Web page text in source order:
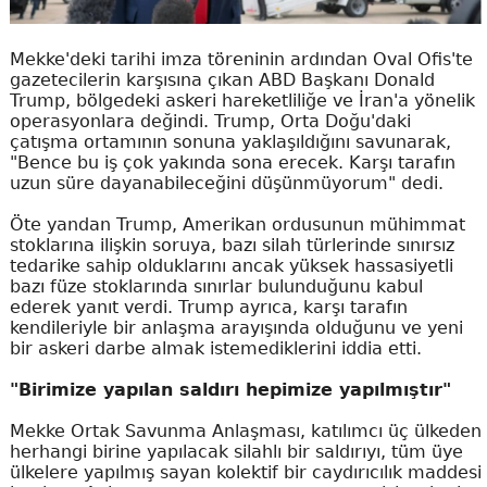
Mekke'deki tarihi imza töreninin ardından Oval Ofis'te
gazetecilerin karşısına çıkan ABD Başkanı Donald
Trump, bölgedeki askeri hareketliliğe ve İran'a yönelik
operasyonlara değindi. Trump, Orta Doğu'daki
çatışma ortamının sonuna yaklaşıldığını savunarak,
"Bence bu iş çok yakında sona erecek. Karşı tarafın
uzun süre dayanabileceğini düşünmüyorum" dedi.
Öte yandan Trump, Amerikan ordusunun mühimmat
stoklarına ilişkin soruya, bazı silah türlerinde sınırsız
tedarike sahip olduklarını ancak yüksek hassasiyetli
bazı füze stoklarında sınırlar bulunduğunu kabul
ederek yanıt verdi. Trump ayrıca, karşı tarafın
kendileriyle bir anlaşma arayışında olduğunu ve yeni
bir askeri darbe almak istemediklerini iddia etti.
"Birimize yapılan saldırı hepimize yapılmıştır"
Mekke Ortak Savunma Anlaşması, katılımcı üç ülkeden
herhangi birine yapılacak silahlı bir saldırıyı, tüm üye
ülkelere yapılmış sayan kolektif bir caydırıcılık maddesi